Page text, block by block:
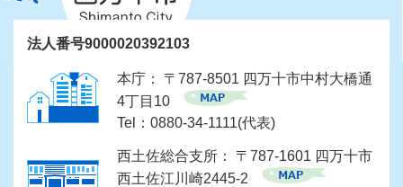
法人番号9000020392103
本庁： 〒787-8501 四万十市中村大橋通
4丁目10
Tel：0880-34-1111(代表)
西土佐総合支所： 〒787-1601 四万十市
西土佐江川崎2445-2